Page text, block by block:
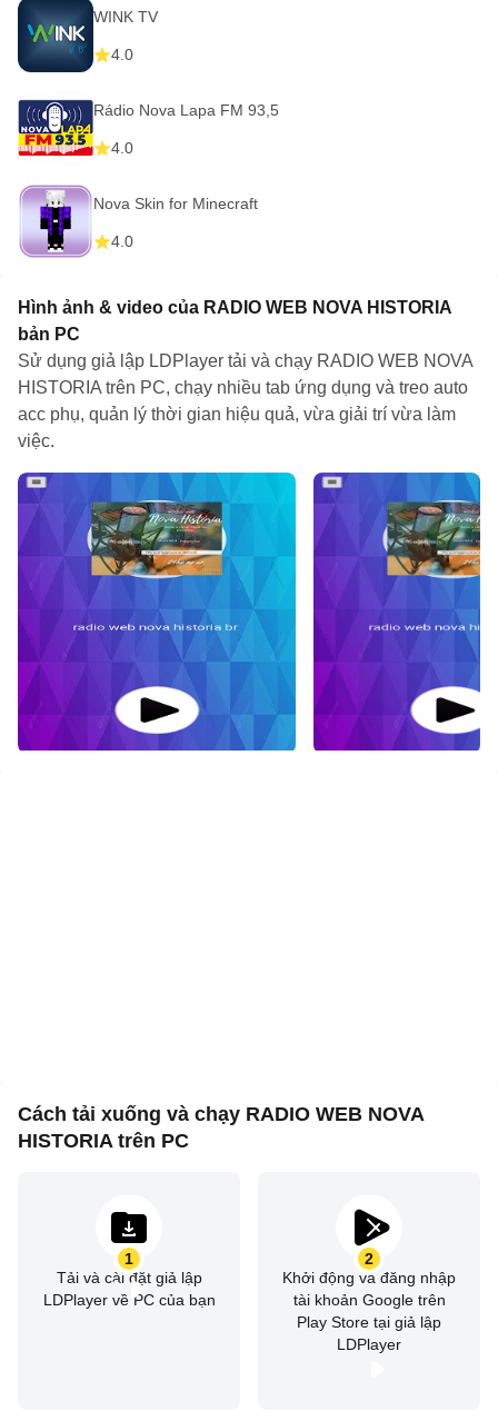
WINK TV
4.0
Rádio Nova Lapa FM 93,5
4.0
Nova Skin for Minecraft
4.0
Hình ảnh & video của RADIO WEB NOVA HISTORIA
bản PC
Sử dụng giả lập LDPlayer tải và chạy RADIO WEB NOVA
HISTORIA trên PC, chạy nhiều tab ứng dụng và treo auto
acc phụ, quản lý thời gian hiệu quả, vừa giải trí vừa làm
việc.
Cách tải xuống và chạy RADIO WEB NOVA
HISTORIA trên PC
1
Tải và cài đặt giả lập
LDPlayer về PC của bạn
2
Khởi động và đăng nhập
tài khoản Google trên
Play Store tại giả lập
LDPlayer